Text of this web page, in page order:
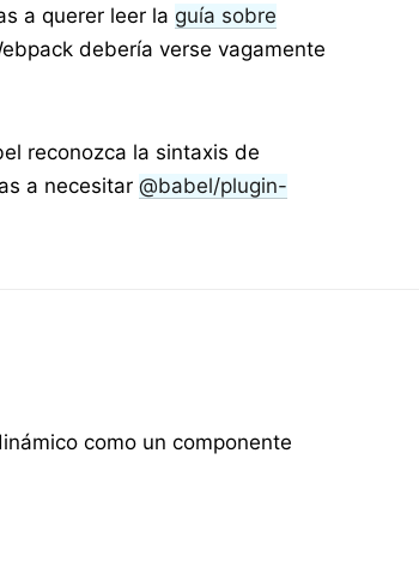
a querer leer la guía sobre
debería verse vagamente
reconozca la sintaxis de
a necesitar@babel/plugin-
como un componente